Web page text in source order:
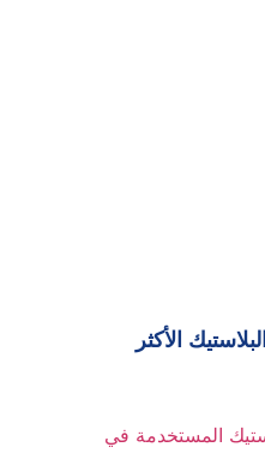
الأكثر